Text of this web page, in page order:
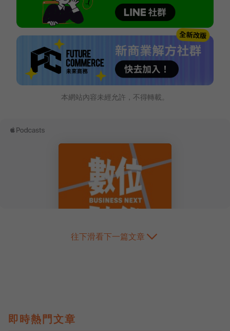
本網站內容未經允許，不得轉載。
往下滑看下一篇文章
即時熱門文章